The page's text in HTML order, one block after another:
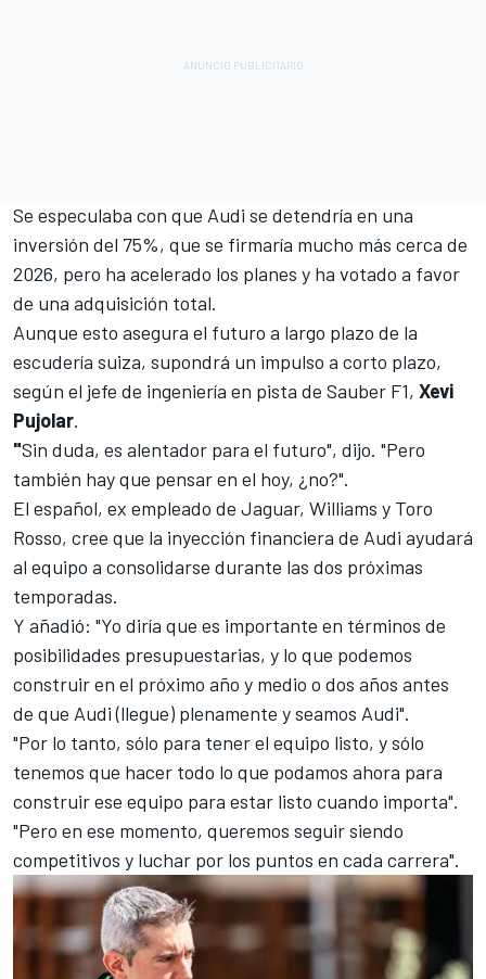
Se especulaba con que Audi se detendría en una
inversión del 75%, que se firmaría mucho más cerca de
2026, pero ha acelerado los planes y ha votado a favor
de una adquisición total.
Aunque esto asegura el futuro a largo plazo de la
escudería suiza, supondrá un impulso a corto plazo,
según el jefe de ingeniería en pista de Sauber F1, Xevi
Pujolar.
"Sin duda, es alentador para el futuro", dijo. "Pero
también hay que pensar en el hoy, ¿no?".
El español, ex empleado de Jaguar, Williams y Toro
Rosso, cree que la inyección financiera de Audi ayudará
al equipo a consolidarse durante las dos próximas
temporadas.
Y añadió: "Yo diría que es importante en términos de
posibilidades presupuestarias, y lo que podemos
construir en el próximo año y medio o dos años antes
de que Audi(llegue) plenamente y seamos Audi".
"Por lo tanto, sólo para tener el equipo listo, y sólo
tenemos que hacer todo lo que podamos ahora para
construir ese equipo para estar listo cuando importa".
"Pero en ese momento, queremos seguir siendo
competitivos y luchar por los puntos en cada carrera".